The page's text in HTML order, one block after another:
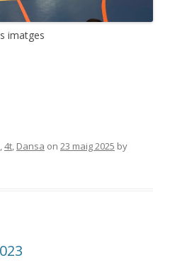
imatges
,4t, Dansa on 23 maig 2025 by